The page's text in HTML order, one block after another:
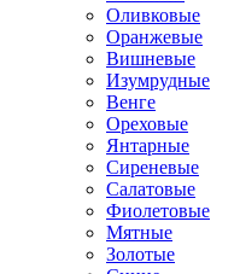
Оливковые
Оранжевые
Вишневые
Изумрудные
Венге
Ореховые
Янтарные
Сиреневые
Салатовые
Фиолетовые
Мятные
Золотые